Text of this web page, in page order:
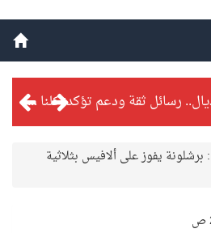
من المعذر إلى المونديال.. رسائل ثقة ودعم تؤكد: كلنا مع الأخضر
برشلونة يفوز على ألافيس بثلاثية